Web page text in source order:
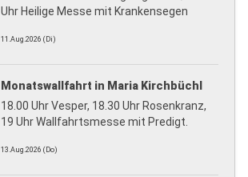
Uhr Heilige Messe mit Krankensegen
11.Aug.2026 (Di)
Monatswallfahrt in Maria Kirchbüchl
18.00 Uhr Vesper, 18.30 Uhr Rosenkranz,
19 Uhr Wallfahrtsmesse mit Predigt.
13.Aug.2026 (Do)